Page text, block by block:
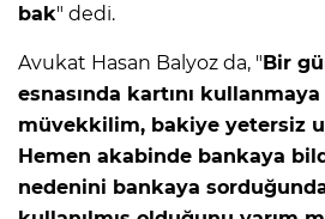
bak" dedi.
Avukat Hasan Balyoz da, "Bir
esnasında kartını kullanmaya
müvekkilim, bakiye yetersiz
Hemen akabinde bankaya
nedenini bankaya